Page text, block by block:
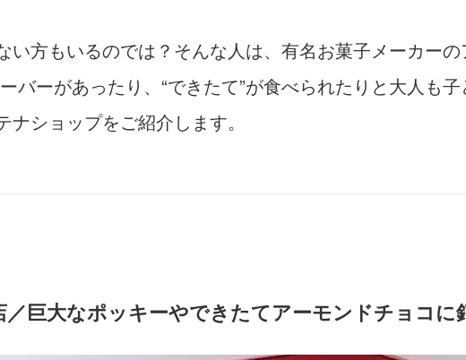
い方もいるのでは？そんな人は、有名お菓子メーカー
バーがあったり、“できたて”が食べられたりと大人も
ショップをご紹介します。
巨大なポッキーやできたてアーモンドチョコに